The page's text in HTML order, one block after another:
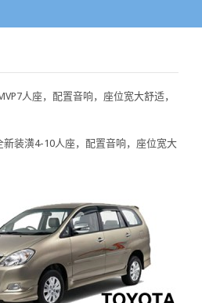
人座，配置音响，座位宽大舒适，
新装潢4-10人座，配置音响，座位宽大